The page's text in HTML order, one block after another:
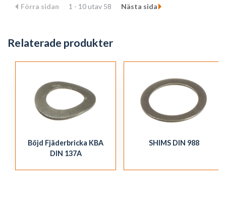
Förra sidan
1 - 10 utav 58 Nästa sida
Relaterade produkter
Böjd Fjäderbricka KBA
DIN 137A
SHIMS DIN 988